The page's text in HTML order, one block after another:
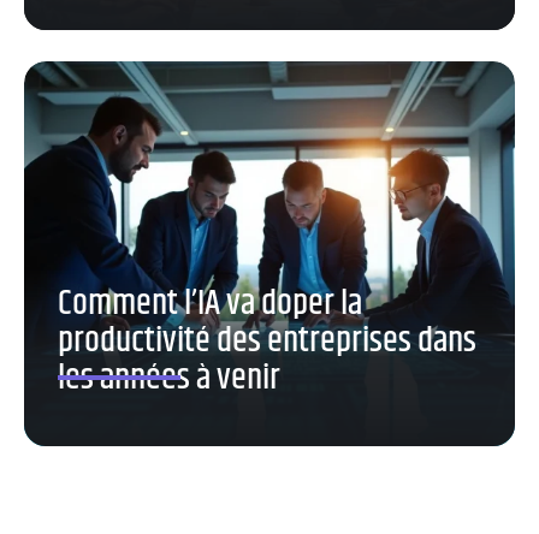
Comment l’IA va doper la
productivité des entreprises dans
les années à venir